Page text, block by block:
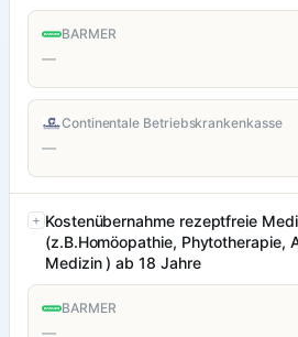
BARMER
—
Continentale Betriebskrankenkasse
—
Kostenübernahme rezeptfreie
(z.B.Homöopathie, Phytotherapie,
Medizin ) ab 18 Jahre
BARMER
—